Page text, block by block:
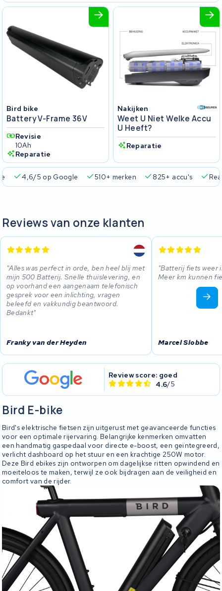
Bird bike
Battery V-Frame 36V
Revisie
10Ah
Reparatie
Nakijken
Weet U Niet Welke Accu
U Heeft?
Reparatie
4,6/5 op Google 510+ merken 825+ accu's
Reviews van onze klanten
Alles was perfect in orde, ben heel blij met
mijn 500 Batterij. Snelle thuislevering, en
op voorhand een aangenaam telefonisch
gesprek voor een inlichting, vragen
beleefd en vakkundig beantwoord.
Bedankt
Franky van der Heyden
Batterij fiets weer
Meer km kunnen
Marcel Slobbe
Review score: goed
4.6/5
Bird E-bike
Bird's elektrische fietsen zijn uitgerust met geavanceerde functies
voor een optimale rijervaring. Belangrijke kenmerken omvatten
een handmatig gaspedaal voor directe e-boost, een geïntegreerd,
verlicht dashboard op het stuur en een krachtige 250W motor.
Deze Bird ebikes zijn ontworpen om dagelijkse ritten opwindend en
moeiteloos te maken, terwijl ze ook bijdragen aan de veiligheid en
comfort van de rijder.